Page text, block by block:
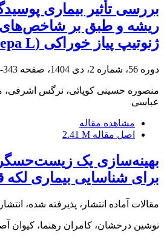
بررسی تأثیر بیماری
ریشه و طبق بر شاخص‌های
ژنوتیپ پیاز خوراکی (Allium cepa L.)
دوره 56، شماره 2، دی 1404، صفحه 343-362
منصوره حسینی کوپائی، نرگس اشرفی،
عباسی
مشاهده مقاله
اصل مقاله 2.41 M
برای شناسایی بیماری لکه
مقالات آماده انتشار، پذیرفته شده، انتشار
نوشین درخشان، کامران رهنما، کیوان